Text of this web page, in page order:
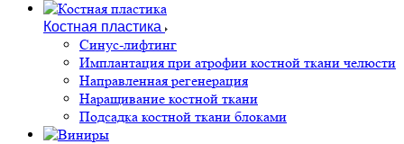
Костная пластика
Cинус-лифтинг
Имплантация при атрофии костной ткани челюсти
Направленная регенерация
Наращивание костной ткани
Подсадка костной ткани блоками